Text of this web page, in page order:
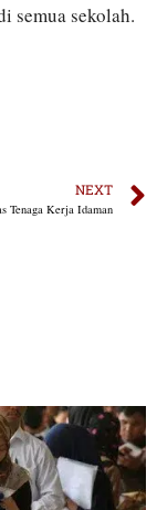
semua sekolah.
NEXT
Tenaga Kerja Idaman